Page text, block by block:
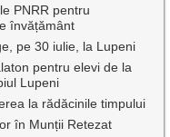
PNRR pentru
învățământ
pe 30 iulie, la Lupeni
pentru elevi de la
Lupeni
la rădăcinile timpului
în Munții Retezat